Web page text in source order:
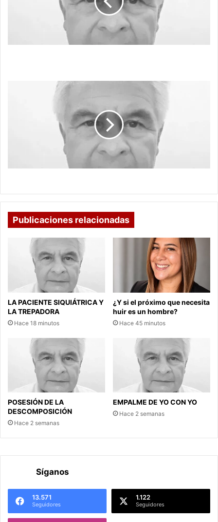
RUSA
Publicaciones relacionadas
LA PACIENTE SIQUIÁTRICA Y
LA TREPADORA
Hace 18 minutos
¿Y si el próximo que necesita
huir es un hombre?
Hace 45 minutos
POSESIÓN DE LA
DESCOMPOSICIÓN
Hace 2 semanas
EMPALME DE YO CON YO
Hace 2 semanas
Síganos
13.571
Seguidores
1.122
Seguidores